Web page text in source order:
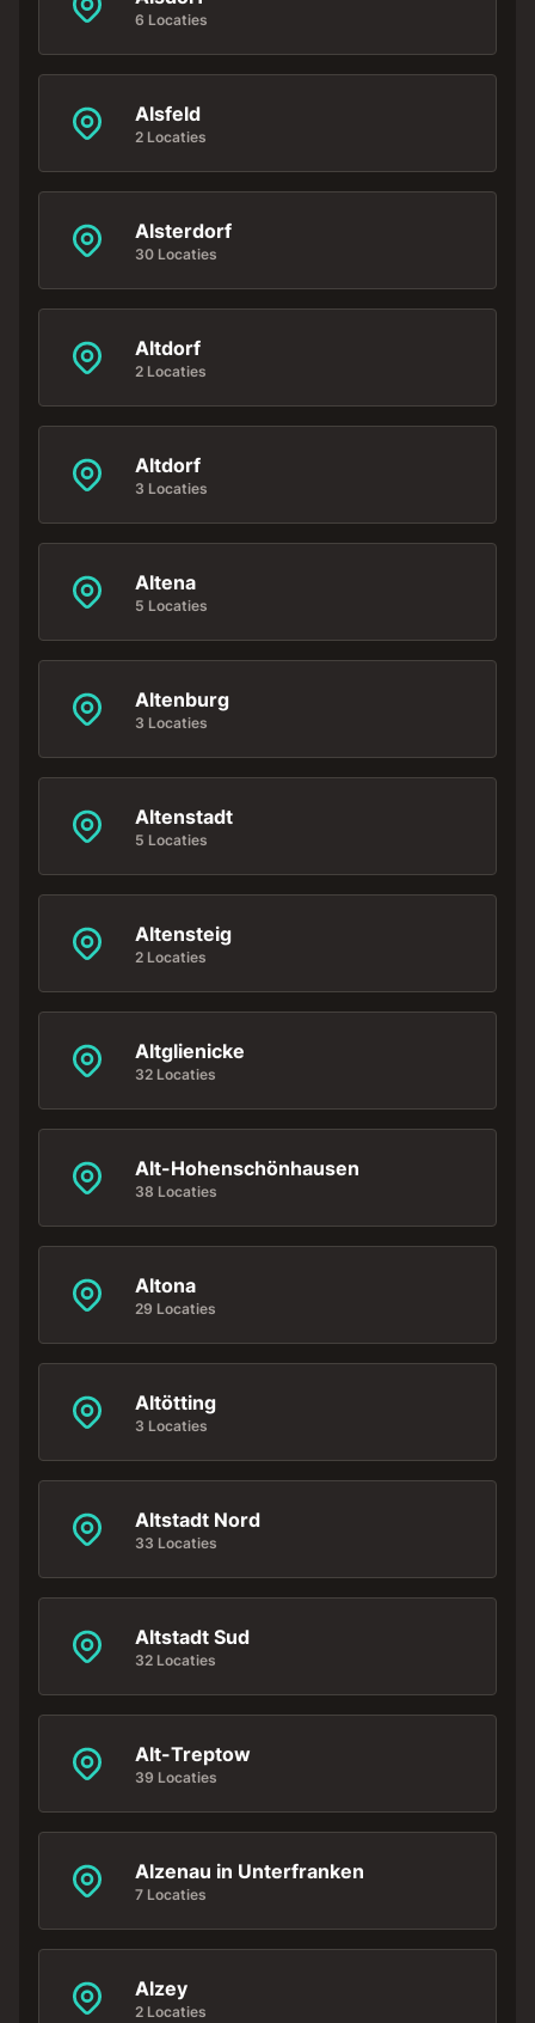
6 Locaties
Alsfeld
2 Locaties
Alsterdorf
30 Locaties
Altdorf
2 Locaties
Altdorf
3 Locaties
Altena
5 Locaties
Altenburg
3 Locaties
Altenstadt
5 Locaties
Altensteig
2 Locaties
Altglienicke
32 Locaties
Alt-Hohenschönhausen
38 Locaties
Altona
29 Locaties
Altötting
3 Locaties
Altstadt Nord
33 Locaties
Altstadt Sud
32 Locaties
Alt-Treptow
39 Locaties
Alzenau in Unterfranken
7 Locaties
Alzey
2 Locaties